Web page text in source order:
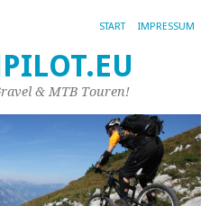
START IMPRESSUM
& MTB Touren!